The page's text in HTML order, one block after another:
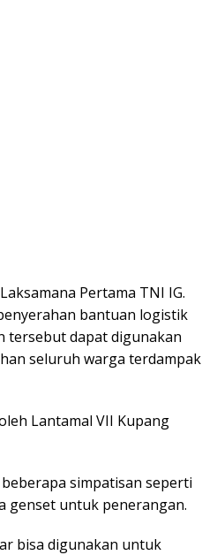
Pertama TNI IG.
bantuan logistik
tersebut dapat digunakan
seluruh warga terdampak
Lantamal VII Kupang
simpatisan seperti
genset untuk penerangan.
bisa digunakan untuk